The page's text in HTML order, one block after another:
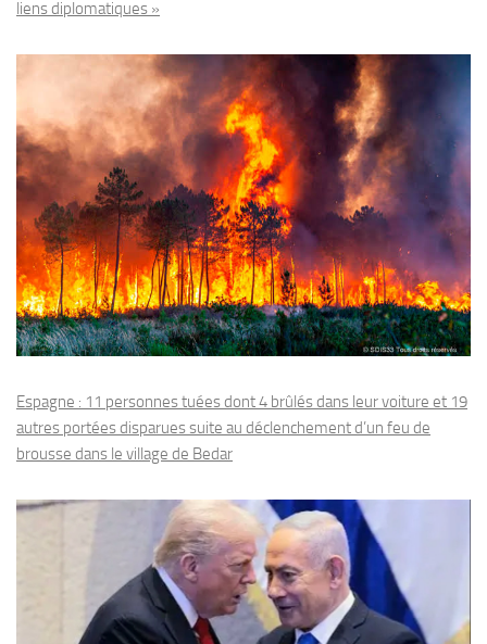
liens diplomatiques »
Espagne : 11 personnes tuées dont 4 brûlés dans leur voiture et 19
autres portées disparues suite au déclenchement d’un feu de
brousse dans le village de Bedar